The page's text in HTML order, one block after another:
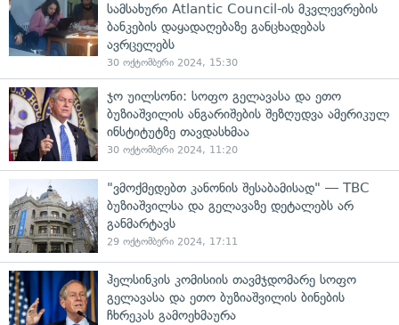
სამსახური Atlantic Council-ის მკვლევრების
ბანკების დაყადაღებაზე განცხადებას
ავრცელებს
30 ოქტომბერი 2024, 15:30
ჯო უილსონი: სოფო გელავასა და ეთო
ბუზიაშვილის ანგარიშების შეზღუდვა ამერიკულ
ინსტიტუტზე თავდასხმაა
30 ოქტომბერი 2024, 11:20
"ვმოქმედებთ კანონის შესაბამისად" — TBC
ბუზიაშვილსა და გელავაზე დეტალებს არ
განმარტავს
29 ოქტომბერი 2024, 17:11
ჰელსინკის კომისიის თავმჯდომარე სოფო
გელავასა და ეთო ბუზიაშვილის ბინების
ჩხრეკას გამოეხმაურა